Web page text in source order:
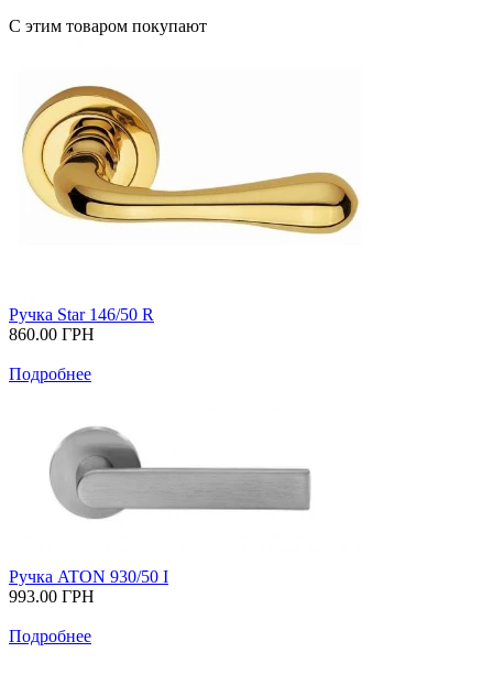
С этим товаром покупают
Ручка Star 146/50 R
860.00 ГРН
Подробнее
Ручка ATON 930/50 I
993.00 ГРН
Подробнее